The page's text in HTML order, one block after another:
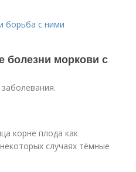
борьба с ними
болезни моркови с
корне плода как
случаях тёмные